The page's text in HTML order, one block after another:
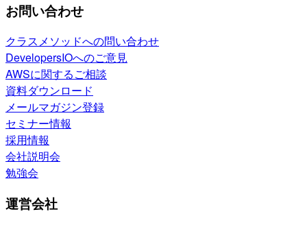
お問い合わせ
クラスメソッドへの問い合わせ
DevelopersIOへのご意見
AWSに関するご相談
資料ダウンロード
メールマガジン登録
セミナー情報
採用情報
会社説明会
勉強会
運営会社